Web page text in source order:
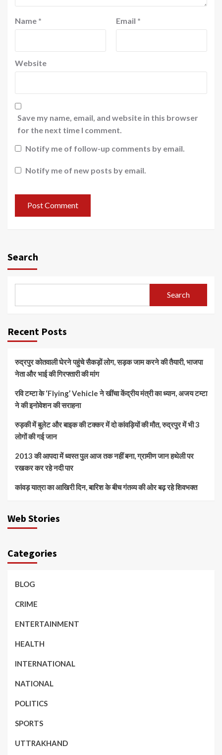
Name * Email *
Website
Save my name, email, and website in this browser
for the next time I comment.
Notify me of follow-up comments by email.
Notify me of new posts by email.
Search
Search
Recent Posts
रुद्रपुर कोतवाली घेरने पहुंचे सैकड़ों लोग, सड़क जाम करने की तैयारी, भाजपा
नेता और भाई की गिरफ्तारी की मांग
रवि टम्टा के ‘Flying’ Vehicle ने खींचा केंद्रीय मंत्री का ध्यान, अजय टम्टा
ने की इनोवेशन की सराहना
रुड़की में बुलेट और बाइक की टक्कर में दो कांवड़ियों की मौत, रुद्रपुर में भी 3
लोगों की गई जान
2013 की आपदा में ध्वस्त पुल आज तक नहीं बना, ग्रामीण जान हथेली पर
रखकर कर रहे नदी पार
कांवड़ यात्रा का आखिरी दिन, बारिश के बीच गंतव्य की ओर बढ़ रहे शिवभक्त
Web Stories
Categories
BLOG
CRIME
ENTERTAINMENT
HEALTH
INTERNATIONAL
NATIONAL
POLITICS
SPORTS
UTTRAKHAND